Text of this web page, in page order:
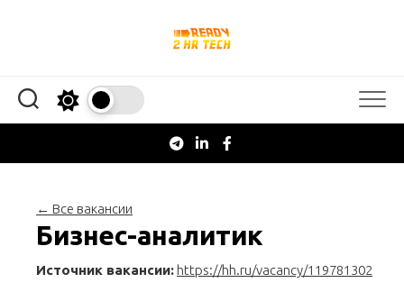
← Все вакансии
Бизнес-аналитик
Источник вакансии: https://hh.ru/vacancy/119781302